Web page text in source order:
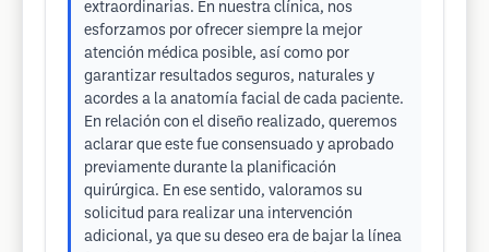
extraordinarias. En nuestra clínica, nos
esforzamos por ofrecer siempre la mejor
atención médica posible, así como por
garantizar resultados seguros, naturales y
acordes a la anatomía facial de cada paciente.
En relación con el diseño realizado, queremos
aclarar que este fue consensuado y aprobado
previamente durante la planificación
quirúrgica. En ese sentido, valoramos su
solicitud para realizar una intervención
adicional, ya que su deseo era de bajar la línea